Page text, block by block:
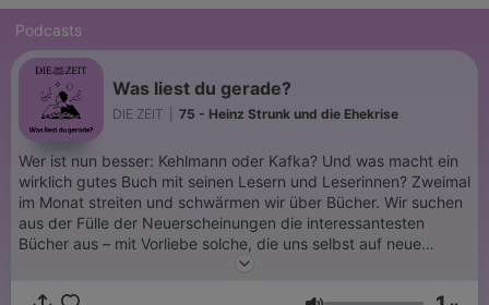
Podcasts
Was liest du gerade?
DIE ZEIT 75 - Heinz Strunk und die Ehekrise
Wer ist nun besser: Kehlmann oder Kafka? Und was macht ein
wirklich gutes Buch mit seinen Lesern und Leserinnen? Zweimal
im Monat streiten und schwärmen wir über Bücher. Wir suchen
aus der Fülle der Neuerscheinungen die interessantesten
Bücher aus – mit Vorliebe solche, die uns selbst auf neue
Gedanken gebracht haben. Es geht um neu erschienene